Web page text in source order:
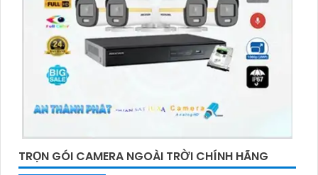
TRỌN GÓI CAMERA NGOÀI TRỜI CHÍNH HÃNG